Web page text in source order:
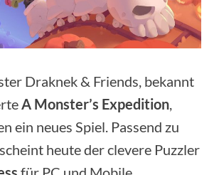
Draknek & Friends, bekannt
A Monster’s Expedition,
ein neues Spiel. Passend zu
heute der clevere Puzzler